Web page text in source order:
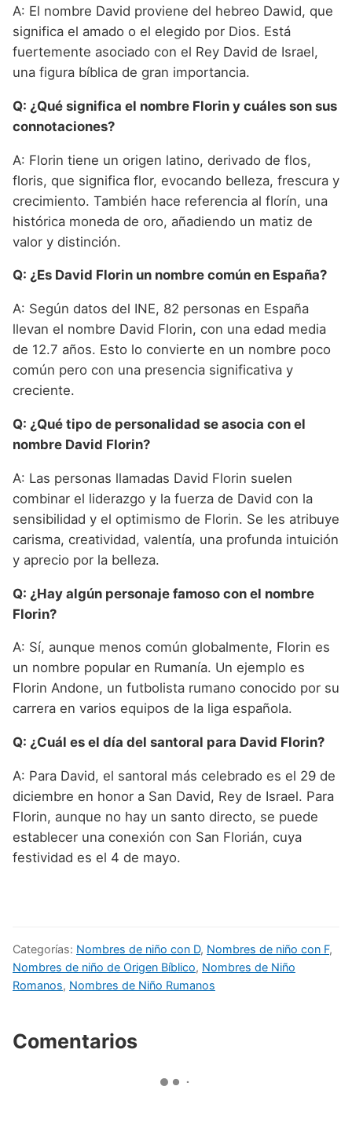
A: El nombre David proviene del hebreo Dawid, que
significa el amado o el elegido por Dios. Está
fuertemente asociado con el Rey David de Israel,
una figura bíblica de gran importancia.
Q: ¿Qué significa el nombre Florin y cuáles son sus
connotaciones?
A: Florin tiene un origen latino, derivado de flos,
floris, que significa flor, evocando belleza, frescura y
crecimiento. También hace referencia al florín, una
histórica moneda de oro, añadiendo un matiz de
valor y distinción.
Q: ¿Es David Florin un nombre común en España?
A: Según datos del INE, 82 personas en España
llevan el nombre David Florin, con una edad media
de 12.7 años. Esto lo convierte en un nombre poco
común pero con una presencia significativa y
creciente.
Q: ¿Qué tipo de personalidad se asocia con el
nombre David Florin?
A: Las personas llamadas David Florin suelen
combinar el liderazgo y la fuerza de David con la
sensibilidad y el optimismo de Florin. Se les atribuye
carisma, creatividad, valentía, una profunda intuición
y aprecio por la belleza.
Q: ¿Hay algún personaje famoso con el nombre
Florin?
A: Sí, aunque menos común globalmente, Florin es
un nombre popular en Rumanía. Un ejemplo es
Florin Andone, un futbolista rumano conocido por su
carrera en varios equipos de la liga española.
Q: ¿Cuál es el día del santoral para David Florin?
A: Para David, el santoral más celebrado es el 29 de
diciembre en honor a San David, Rey de Israel. Para
Florin, aunque no hay un santo directo, se puede
establecer una conexión con San Florián, cuya
festividad es el 4 de mayo.
Categorías: Nombres de niño con D, Nombres de niño con F,
Nombres de niño de Origen Bíblico, Nombres de Niño
Romanos, Nombres de Niño Rumanos
Comentarios